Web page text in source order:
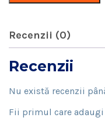
–
–
Ramificatia
Recenzii (0)
Recenzii
Nu există recenzii
Fii primul care adaugi